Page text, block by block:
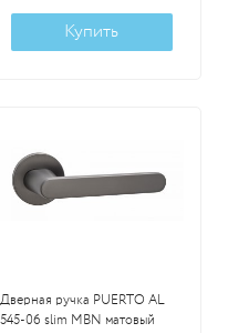
Купить
Дверная ручка PUERTO AL
545-06 slim MBN матовый